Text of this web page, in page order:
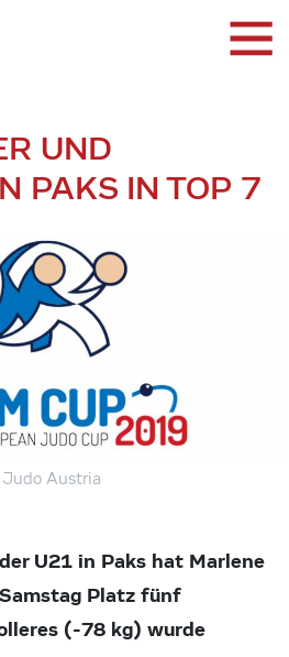
UND
PAKS IN TOP 7
Austria
U21 in Paks hat Marlene
Platz fünf
(-78 kg) wurde